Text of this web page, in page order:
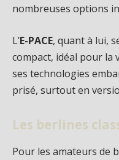
nombreuses options
L’E-PACE, quant à lui,
compact, idéal pour la
ses technologies
prisé, surtout en
Les berlines
Pour les amateurs de